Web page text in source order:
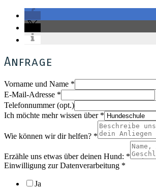
Anfrage
Vorname und Name *
E-Mail-Adresse *
Telefonnummer (opt.)
Ich möchte mehr wissen über *
Wie können wir dir helfen? *
Erzähle uns etwas über deinen Hund: *
Einwilligung zur Datenverarbeitung *
Ja